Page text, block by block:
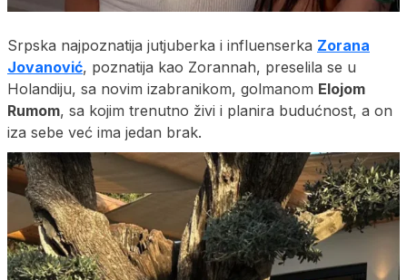
Srpska najpoznatija jutjuberka i influenserka Zorana
Jovanović, poznatija kao Zorannah, preselila se u
Holandiju, sa novim izabranikom, golmanom Elojom
Rumom, sa kojim trenutno živi i planira budućnost, a on
iza sebe već ima jedan brak.